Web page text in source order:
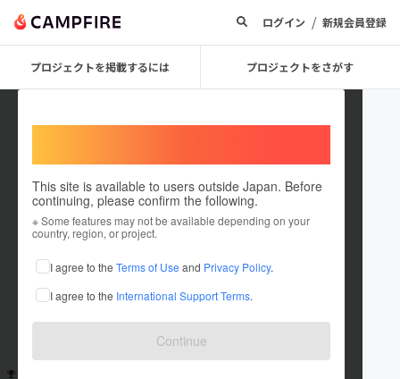
ログイン / 新規会員登録
プロジェクトを掲載するには プロジェクトをさがす
This site is available to users outside Japan. Before
continuing, please confirm the following.
※ Some features may not be available depending on your
country, region, or project.
I agree to the Terms of Use and Privacy Policy.
I agree to the International Support Terms.
Continue
Masuda Masayuki
出身国：未設定